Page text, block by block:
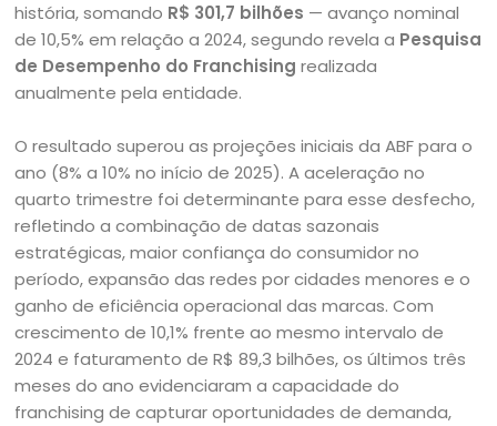
história, somando R$ 301,7 bilhões — avanço nominal
de 10,5% em relação a 2024, segundo revela a Pesquisa
de Desempenho do Franchising realizada
anualmente pela entidade.
O resultado superou as projeções iniciais da ABF para o
ano (8% a 10% no início de 2025). A aceleração no
quarto trimestre foi determinante para esse desfecho,
refletindo a combinação de datas sazonais
estratégicas, maior confiança do consumidor no
período, expansão das redes por cidades menores e o
ganho de eficiência operacional das marcas. Com
crescimento de 10,1% frente ao mesmo intervalo de
2024 e faturamento de R$ 89,3 bilhões, os últimos três
meses do ano evidenciaram a capacidade do
franchising de capturar oportunidades de demanda,